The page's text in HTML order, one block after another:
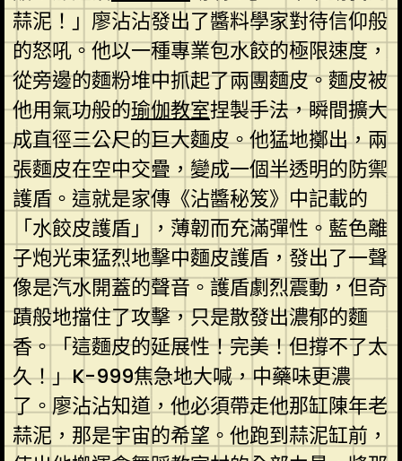
蒜泥！」廖沾沾發出了醬料學家對待信仰般
的怒吼。他以一種專業包水餃的極限速度，
從旁邊的麵粉堆中抓起了兩團麵皮。麵皮被
他用氣功般的瑜伽教室捏製手法，瞬間擴大
成直徑三公尺的巨大麵皮。他猛地擲出，兩
張麵皮在空中交疊，變成一個半透明的防禦
護盾。這就是家傳《沾醬秘笈》中記載的
「水餃皮護盾」，薄韌而充滿彈性。藍色離
子炮光束猛烈地擊中麵皮護盾，發出了一聲
像是汽水開蓋的聲音。護盾劇烈震動，但奇
蹟般地擋住了攻擊，只是散發出濃郁的麵
香。「這麵皮的延展性！完美！但撐不了太
久！」K-999焦急地大喊，中藥味更濃
了。廖沾沾知道，他必須帶走他那缸陳年老
蒜泥，那是宇宙的希望。他跑到蒜泥缸前，